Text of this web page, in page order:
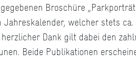
Broschüre
welcher stets
Dank gilt dabei den
Beide Publikationen